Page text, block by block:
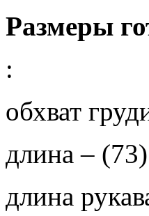
Размеры
:
обхват
длина –
длина